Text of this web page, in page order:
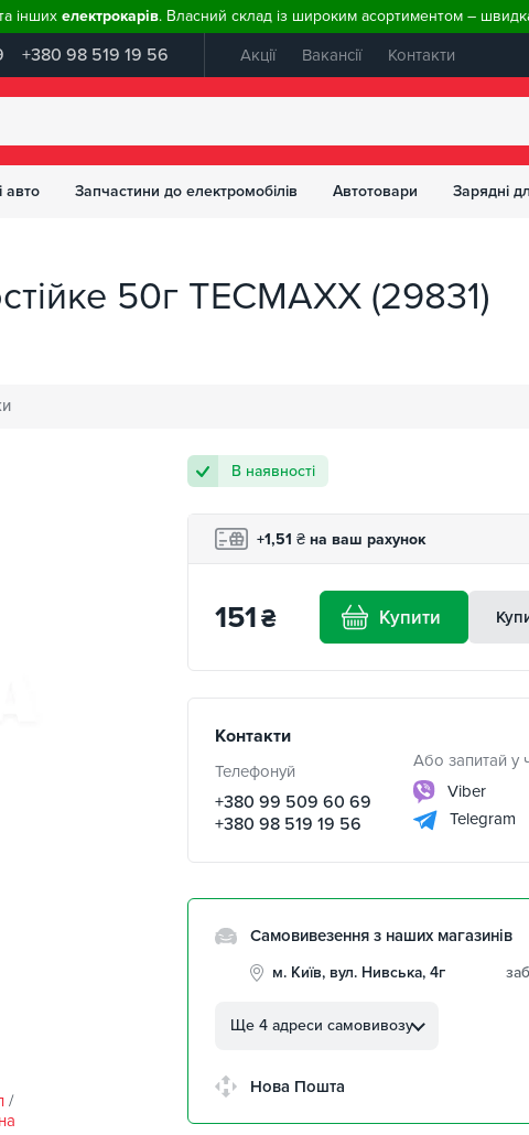
інших електрокарів. Власний склад із широким асортиментом –
+380 98 519 19 56 Акції Вакансії Контакти
авто Запчастини до електромобілів Автотовари Зарядні
50г TECMAXX (29831)
/
В наявності
+1,51 ₴ на ваш рахунок
151₴ Купити
Контакти
Телефонуй
+380 99 509 60 69
+380 98 519 19 56
Або запитай у
Viber
Telegram
Самовивезення з наших магазинів
м. Київ, вул. Нивська, 4г
Автолюбителів, 8а
26
Ще 4 адреси самовивозу
Нова Пошта